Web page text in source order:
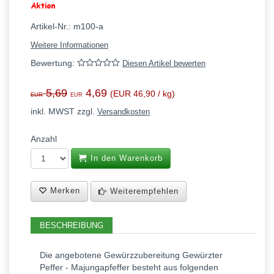
Artikel-Nr.: m100-a
Weitere Informationen
Bewertung: Diesen Artikel bewerten
EUR5,69 EUR 4,69 (EUR 46,90 / kg)
inkl. MWST zzgl. Versandkosten
Anzahl
In den Warenkorb
Merken Weiterempfehlen
BESCHREIBUNG
Die angebotene Gewürzzubereitung Gewürzter
Peffer - Majungapfeffer besteht aus folgenden